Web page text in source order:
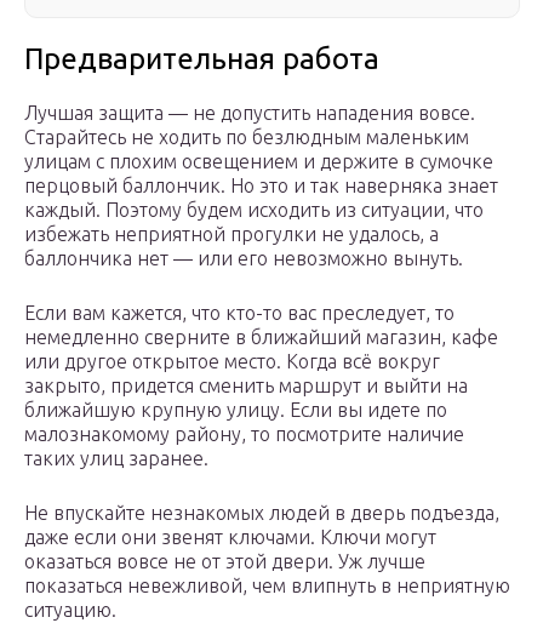
Предварительная работа
Лучшая защита — не допустить нападения вовсе.
Старайтесь не ходить по безлюдным маленьким
улицам с плохим освещением и держите в сумочке
перцовый баллончик. Но это и так наверняка знает
каждый. Поэтому будем исходить из ситуации, что
избежать неприятной прогулки не удалось, а
баллончика нет — или его невозможно вынуть.
Если вам кажется, что кто-то вас преследует, то
немедленно сверните в ближайший магазин, кафе
или другое открытое место. Когда всё вокруг
закрыто, придется сменить маршрут и выйти на
ближайшую крупную улицу. Если вы идете по
малознакомому району, то посмотрите наличие
таких улиц заранее.
Не впускайте незнакомых людей в дверь подъезда,
даже если они звенят ключами. Ключи могут
оказаться вовсе не от этой двери. Уж лучше
показаться невежливой, чем влипнуть в неприятную
ситуацию.